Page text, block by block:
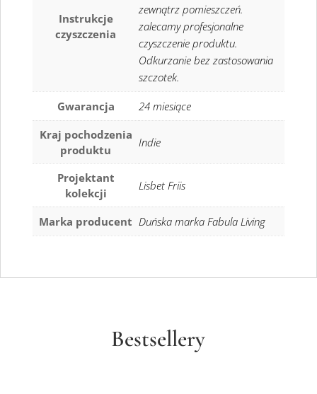
Instrukcje
czyszczenia
zewnątrz pomieszczeń.
zalecamy profesjonalne
czyszczenie produktu.
Odkurzanie bez zastosowania
szczotek.
Gwarancja
24 miesiące
Kraj pochodzenia
produktu
Indie
Projektant
kolekcji
Lisbet Friis
Marka producent Duńska marka Fabula Living
Bestsellery